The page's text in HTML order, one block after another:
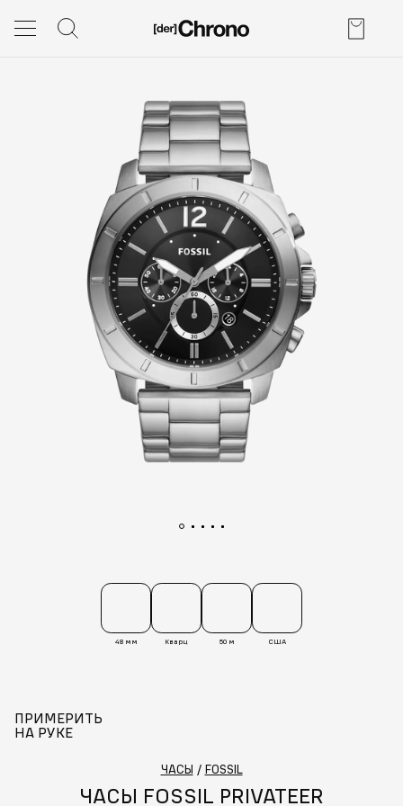
48 мм Кварц 50 м США
ПРИМЕРИТЬ
НА РУКЕ
ЧАСЫ / FOSSIL
ЧАСЫ FOSSIL PRIVATEER